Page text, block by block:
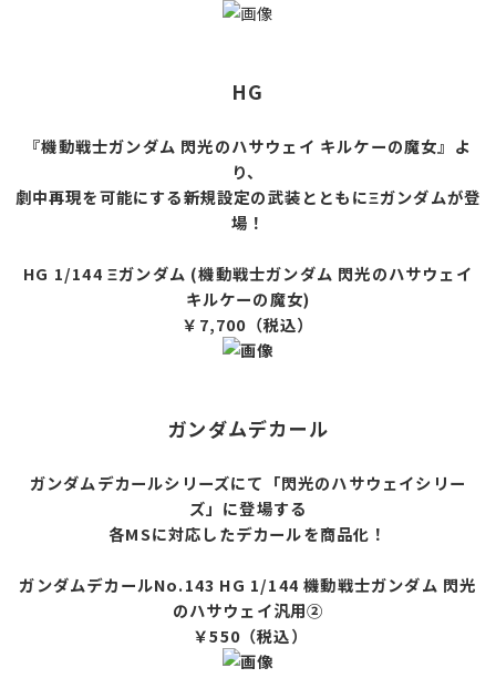
HG
『機動戦士ガンダム 閃光のハサウェイ キルケーの魔女』よ
り、
劇中再現を可能にする新規設定の武装とともにΞガンダムが登
場！
HG 1/144 Ξガンダム (機動戦士ガンダム 閃光のハサウェイ
キルケーの魔女)
￥7,700（税込）
ガンダムデカール
ガンダムデカールシリーズにて「閃光のハサウェイシリー
ズ」に登場する
各MSに対応したデカールを商品化！
ガンダムデカールNo.143 HG 1/144 機動戦士ガンダム 閃光
のハサウェイ汎用②
￥550（税込）